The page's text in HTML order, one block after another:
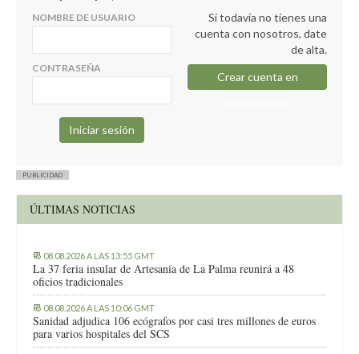
NOMBRE DE USUARIO
CONTRASEÑA
Si todavía no tienes una
cuenta con nosotros, date
de alta.
Crear cuenta en
PUBLICIDAD
ÚLTIMAS NOTICIAS
08.08.2026 A LAS 13:55 GMT
La 37 feria insular de Artesanía de La Palma reunirá a 48
oficios tradicionales
08.08.2026 A LAS 10:06 GMT
Sanidad adjudica 106 ecógrafos por casi tres millones de euros
para varios hospitales del SCS